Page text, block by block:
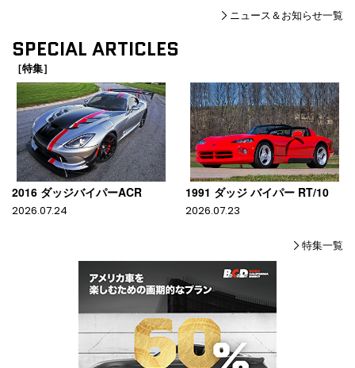
ニュース＆お知らせ一覧
SPECIAL ARTICLES
［特集］
2016 ダッジバイパーACR
2026.07.24
1991 ダッジ バイパー RT/10
2026.07.23
特集一覧